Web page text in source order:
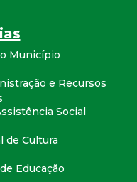
Município
e Recursos
Social
de Cultura
Educação